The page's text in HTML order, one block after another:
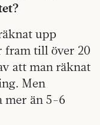
upp
fram till över 20
att man räknat
Men
mer än 5-6